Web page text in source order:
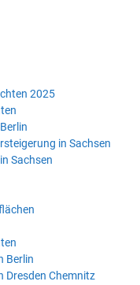
2025
in Sachsen
Sachsen
Berlin
Dresden Chemnitz